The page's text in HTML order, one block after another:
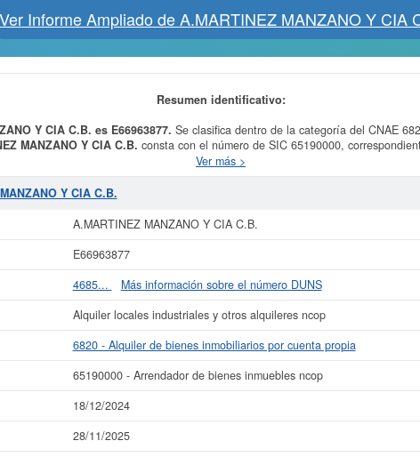
Ver Informe Ampliado de A.MARTINEZ MANZANO Y CIA
Resumen identificativo:
Y CIA C.B. es E66963877. Se clasifica dentro de la categoría del CNAE
MANZANO Y CIA C.B. consta con el número de SIC 65190000,
consulta de la ficha ha sido el 28/11/2025. La ficha se ha consultado hasta 2
subvenciones puede solicitar esta empresa y otras parecidas puede hacerlo
datos de la empresa A.MARTINEZ MANZANO Y CIA C.B. puede
C.B. y consultar los resultados de sus años de actividad, así como los balances
La última actualización del informe de empresa se ha realizado el 18/12/2024.
Ver más >
Y CIA C.B.
A.MARTINEZ MANZANO Y CIA C.B.
E66963877
4685...
Más información sobre el número DUNS
Alquiler locales industriales y otros alquileres ncop
6820 - Alquiler de bienes inmobiliarios por cuenta propia
65190000 - Arrendador de bienes inmuebles ncop
18/12/2024
28/11/2025